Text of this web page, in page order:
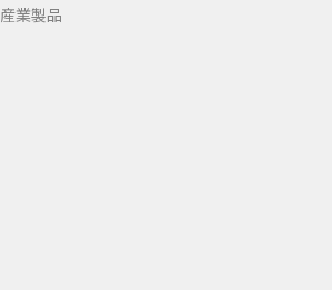
産業製品